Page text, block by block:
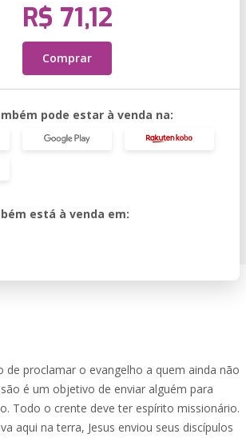
R$ 71,12
Comprar
pode estar à venda na:
está à venda em:
de proclamar o evangelho a quem ainda não
é um objetivo de enviar alguém para
Todo o crente deve ter espírito missionário.
aqui na terra, Jesus enviou seus discípulos